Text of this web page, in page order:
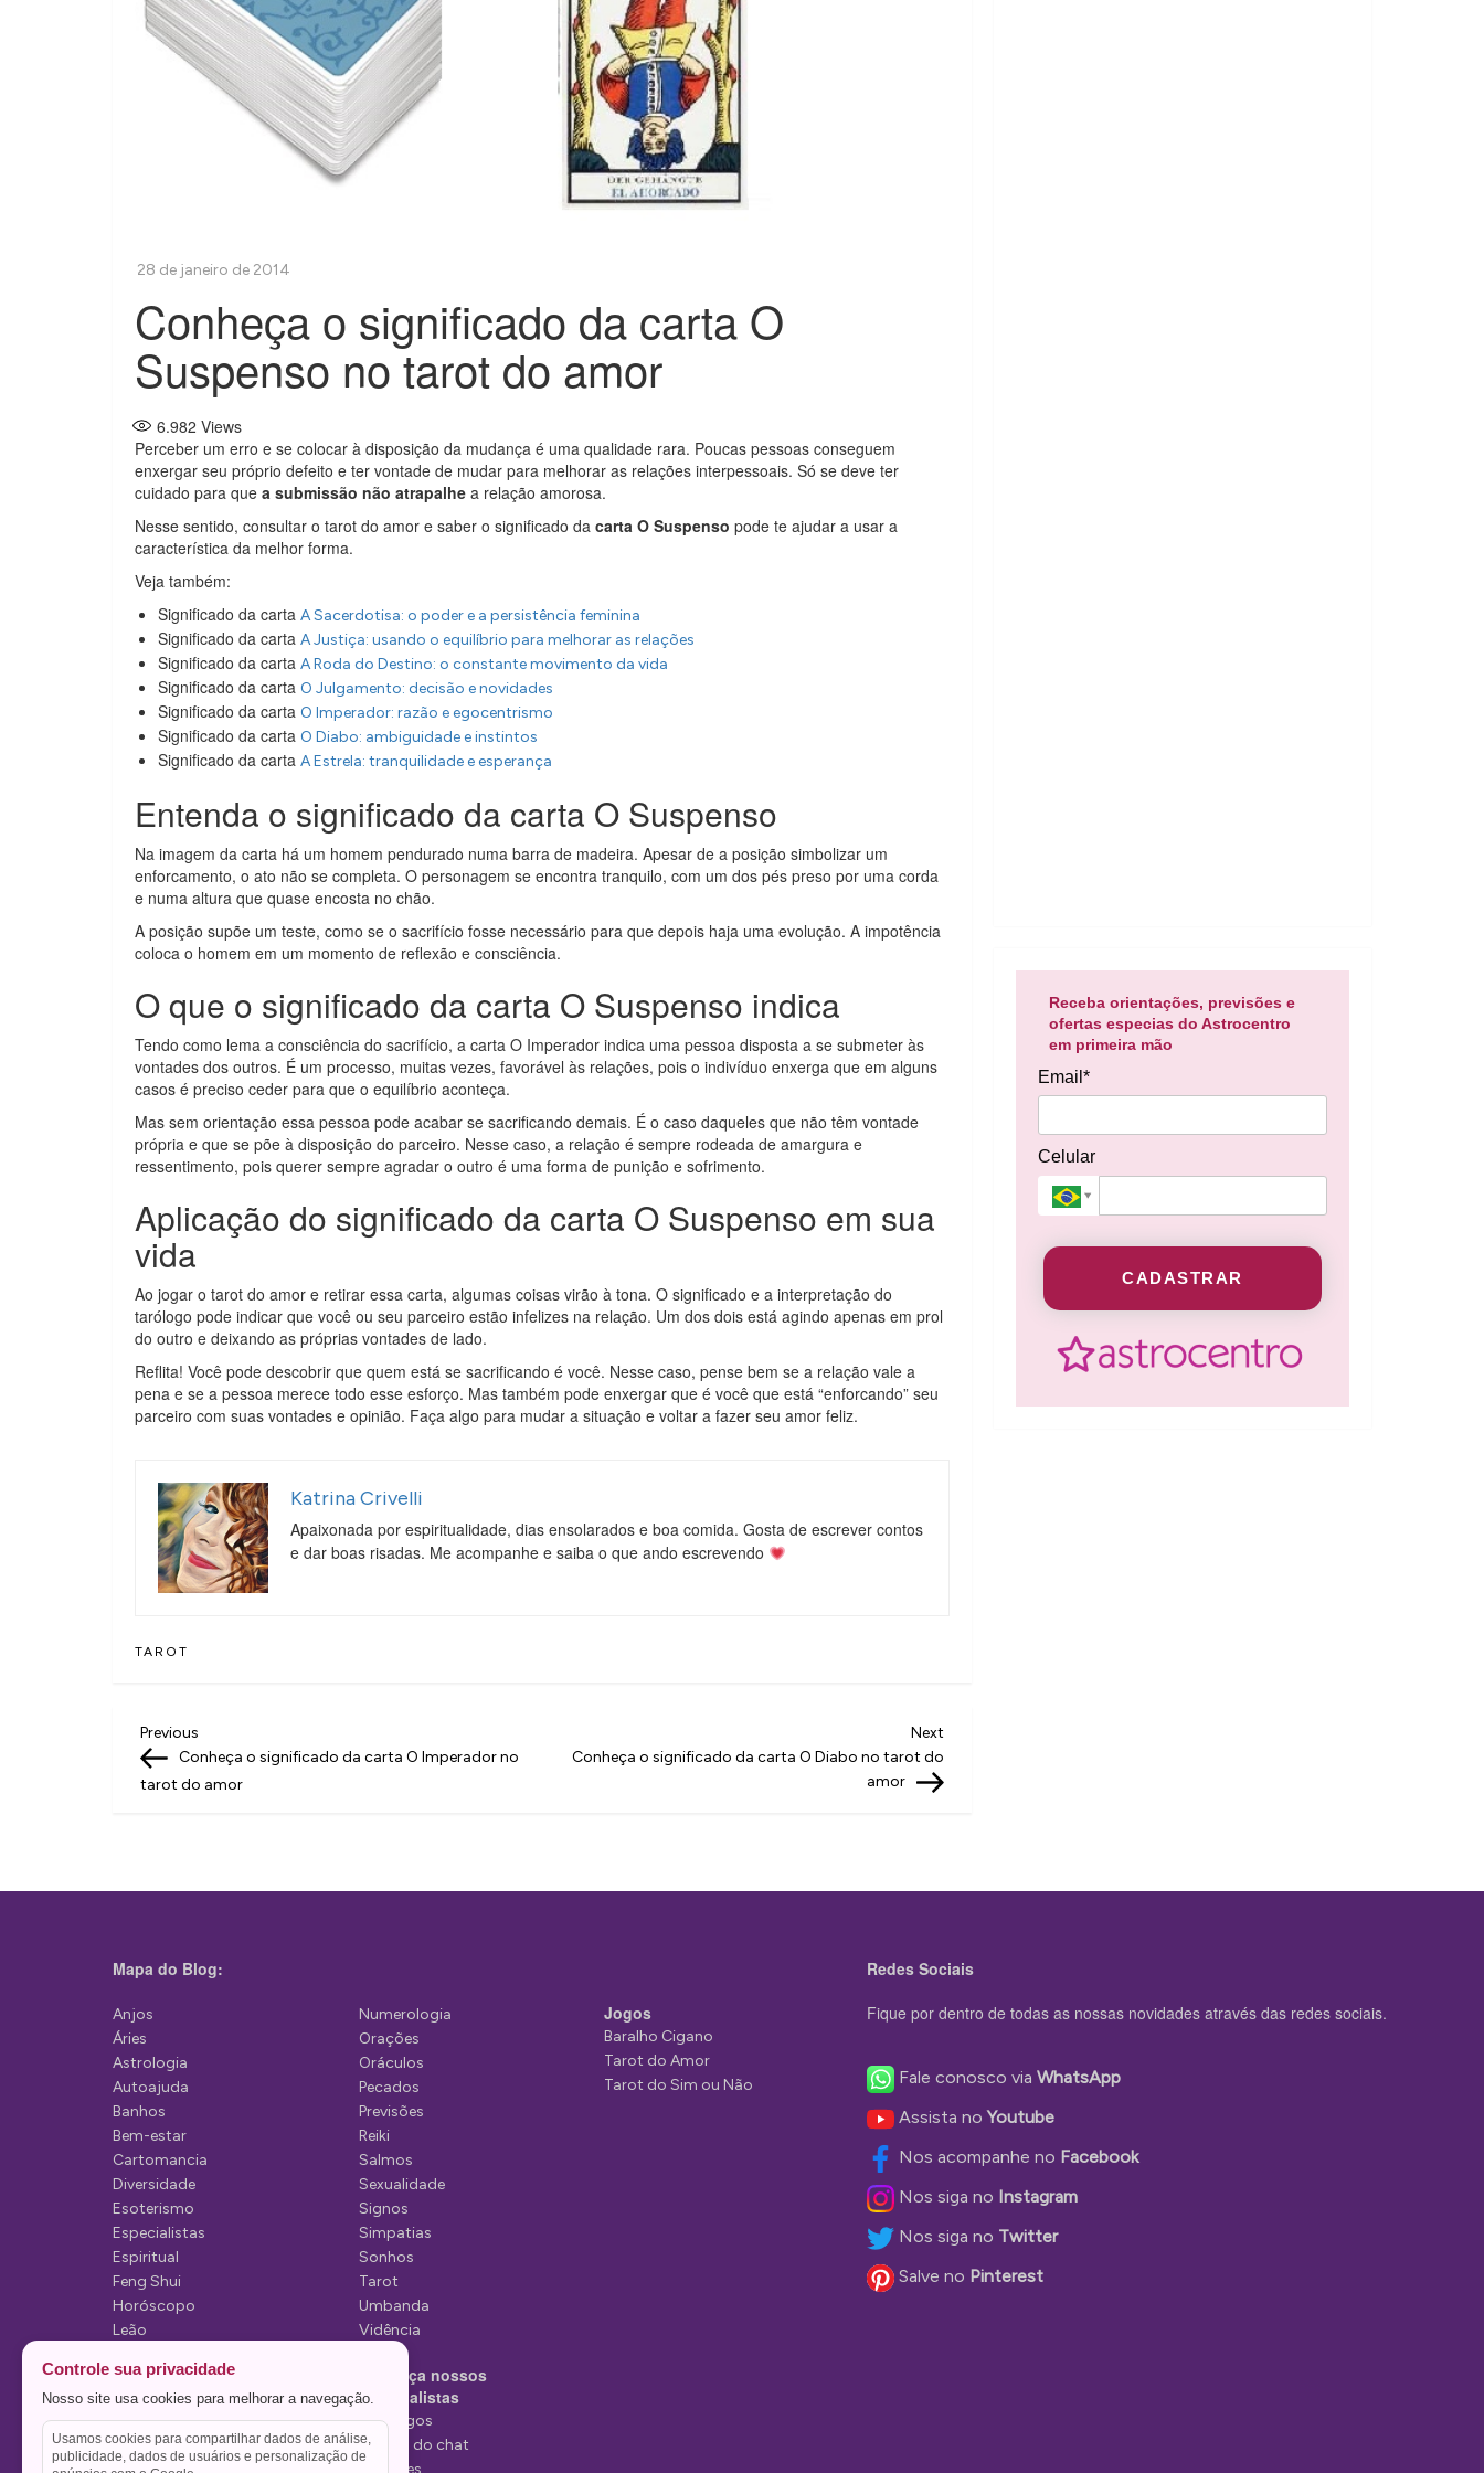
Conheça o significado da carta O
Suspenso no tarot do amor
6.982 Views
Perceber um erro e se colocar à disposição da mudança é uma qualidade rara. Poucas pessoas conseguem
enxergar seu próprio defeito e ter vontade de mudar para melhorar as relações interpessoais. Só se deve ter
cuidado para que a submissão não atrapalhe a relação amorosa.
Nesse sentido, consultar o tarot do amor e saber o significado da carta O Suspenso pode te ajudar a usar a
característica da melhor forma.
Veja também:
Significado da carta A Sacerdotisa: o poder e a persistência feminina
Significado da carta A Justiça: usando o equilíbrio para melhorar as relações
Significado da carta A Roda do Destino: o constante movimento da vida
Significado da carta O Julgamento: decisão e novidades
Significado da carta O Imperador: razão e egocentrismo
Significado da carta O Diabo: ambiguidade e instintos
Significado da carta A Estrela: tranquilidade e esperança
Entenda o significado da carta O Suspenso
Na imagem da carta há um homem pendurado numa barra de madeira. Apesar de a posição simbolizar um
enforcamento, o ato não se completa. O personagem se encontra tranquilo, com um dos pés preso por uma corda
e numa altura que quase encosta no chão.
A posição supõe um teste, como se o sacrifício fosse necessário para que depois haja uma evolução. A impotência
coloca o homem em um momento de reflexão e consciência.
O que o significado da carta O Suspenso indica
Tendo como lema a consciência do sacrifício, a carta O Imperador indica uma pessoa disposta a se submeter às
vontades dos outros. É um processo, muitas vezes, favorável às relações, pois o indivíduo enxerga que em alguns
casos é preciso ceder para que o equilíbrio aconteça.
Mas sem orientação essa pessoa pode acabar se sacrificando demais. É o caso daqueles que não têm vontade
própria e que se põe à disposição do parceiro. Nesse caso, a relação é sempre rodeada de amargura e
ressentimento, pois querer sempre agradar o outro é uma forma de punição e sofrimento.
Aplicação do significado da carta O Suspenso em sua
vida
Ao jogar o tarot do amor e retirar essa carta, algumas coisas virão à tona. O significado e a interpretação do
tarólogo pode indicar que você ou seu parceiro estão infelizes na relação. Um dos dois está agindo apenas em prol
do outro e deixando as próprias vontades de lado.
Reflita! Você pode descobrir que quem está se sacrificando é você. Nesse caso, pense bem se a relação vale a
pena e se a pessoa merece todo esse esforço. Mas também pode enxergar que é você que está “enforcando” seu
parceiro com suas vontades e opinião. Faça algo para mudar a situação e voltar a fazer seu amor feliz.
Katrina Crivelli
Apaixonada por espiritualidade, dias ensolarados e boa comida. Gosta de escrever contos
e dar boas risadas. Me acompanhe e saiba o que ando escrevendo
TAROT
N
a
g
ç
o
d
e
P
o
s
t
Previous
Post
Previous
Conheça o significado da carta O Imperador no
tarot do amor
Next
Conheça o significado da carta O Diabo no tarot do
amor
Receba orientações, previsões e
ofertas especias do Astrocentro
em primeira mão
Email*
Celular
CADASTRAR
Mapa do Blog:
Anjos
Áries
Astrologia
Autoajuda
Banhos
Bem-estar
Cartomancia
Diversidade
Esoterismo
Especialistas
Espiritual
Feng Shui
Horóscopo
Leão
Mediunidade
Mensagens
Numerologia
Orações
Oráculos
Pecados
Previsões
Reiki
Salmos
Sexualidade
Signos
Simpatias
Sonhos
Tarot
Umbanda
Vidência
Conheça nossos
Especialistas
Tarólogos
Estelas do chat
Jogos
Baralho Cigano
Tarot do Amor
Tarot do Sim ou Não
Redes Sociais
Fique por dentro de todas as nossas novidades através das redes sociais.
Fale conosco via WhatsApp
Assista noYoutube
Nos acompanhe no Facebook
Nos siga no Instagram
Nos siga no Twitter
Salve no Pinterest
Controle sua privacidade
Nosso site usa cookies para melhorar a navegação.
Usamos cookies para compartilhar dados de análise,
publicidade, dados de usuários e personalização de